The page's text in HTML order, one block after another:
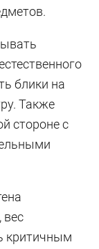
блики на
Также
стороне с
вес
критичным